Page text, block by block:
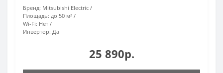
Бренд: Mitsubishi Electric
Площадь: до 50 м²
Wi-Fi: Нет
Инвертор: Да
25 890р.